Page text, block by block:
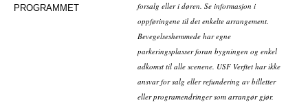
PROGRAMMET
forsalg eller i døren. Se informasjon i
oppføringene til det enkelte arrangement.
Bevegelseshemmede har egne
parkeringsplasser foran bygningen og enkel
adkomst til alle scenene. USF Verftet har ikke
ansvar for salg eller refundering av billetter
eller programendringer som arrangør gjør.